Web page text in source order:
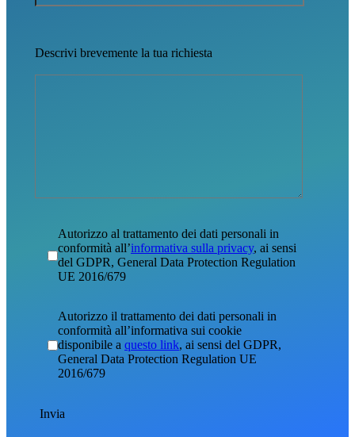
Descrivi brevemente la tua richiesta
Autorizzo al trattamento dei dati personali in
conformità all’informativa sulla privacy, ai sensi
del GDPR, General Data Protection Regulation
UE 2016/679
Autorizzo il trattamento dei dati personali in
conformità all’informativa sui cookie
disponibile a questo link, ai sensi del GDPR,
General Data Protection Regulation UE
2016/679